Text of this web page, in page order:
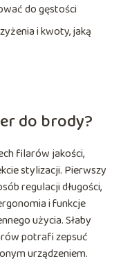
do gęstości
i kwoty, jaką
do brody?
filarów jakości,
stylizacji. Pierwszy
regulacji długości,
i funkcje
użycia. Słaby
potrafi zepsuć
urządzeniem.